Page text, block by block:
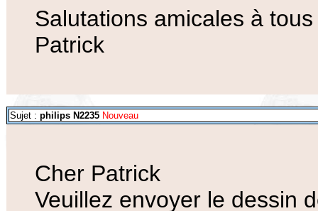
Salutations amicales à tous
Patrick
Sujet : philips N2235 Nouveau
Cher Patrick
Veuillez envoyer le dessin